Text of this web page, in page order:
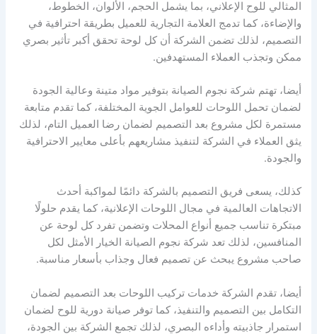
المثالي للوح الإعلاني، بما يشمل الحجم، الألوان، الخطوط،
والإضاءة، كما تدمج العلامة التجارية للعميل بطريقة احترافية في
التصميم، لذلك تضمن الشركة أن كل لوحة تحقق أكبر تأثير بصري
ممكن وتجذب العملاء المستهدفين.
أيضا، تهتم شركة نجوم الصيانة بتوفير مواد متينة وعالية الجودة
لضمان تحمل اللوحات للعوامل الجوية المختلفة، كما تقدم متابعة
مستمرة لكل مشروع بعد التصميم لضمان رضا العميل التام، لذلك
يثق العملاء في الشركة لتنفيذ مشاريعهم بأعلى معايير الاحترافية
والجودة.
كذلك، يسعى فريق التصميم بالشركة دائمًا لمواكبة أحدث
الاتجاهات العالمية في مجال اللوحات الإعلانية، كما يقدم حلولًا
مبتكرة تناسب جميع أنواع المحلات وتضمن تفرد كل لوحة عن
المنافسين، لذلك تعد شركة نجوم الصيانة الخيار الأمثل لكل
صاحب مشروع يبحث عن تصميم فعال وجذاب بأسعار مناسبة.
أيضا، تقدم الشركة خدمات تركيب اللوحات بعد التصميم لضمان
التكامل بين التصميم والتنفيذ، كما توفر صيانة دورية للوح لضمان
استمرار جاذبيته وأداءه البصري، لذلك تجمع الشركة بين الجودة،